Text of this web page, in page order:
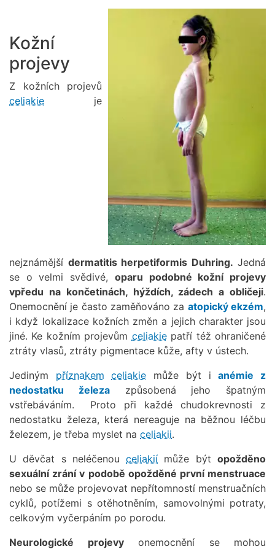
Kožní
projevy
Z kožních projevů
celiakie je
nejznámější dermatitis herpetiformis Duhring. Jedná
se o velmi svědivé, oparu podobné kožní projevy
vpředu na končetinách, hýždích, zádech a obličeji.
Onemocnění je často zaměňováno za atopický ekzém,
i když lokalizace kožních změn a jejich charakter jsou
jiné. Ke kožním projevům celiakiepatří též ohraničené
ztráty vlasů, ztráty pigmentace kůže, afty v ústech.
Jediným příznakem celiakie může být ianémie z
nedostatku železazpůsobená jeho špatným
vstřebáváním. Proto při každé chudokrevnosti z
nedostatku železa, která nereaguje na běžnou léčbu
železem, je třeba myslet na celiakii.
U děvčat s neléčenouceliakií může býtopožděno
sexuální zrání v podobě opožděné první menstruace
nebo se může projevovat nepřítomností menstruačních
cyklů, potížemi s otěhotněním, samovolnými potraty,
celkovým vyčerpáním po porodu.
Neurologické projevyonemocnění se mohou